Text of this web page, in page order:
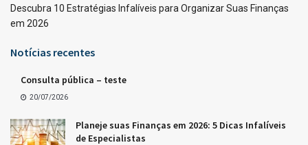
Descubra 10 Estratégias Infalíveis para Organizar Suas Finanças
em 2026
Notícias recentes
Consulta pública – teste
20/07/2026
Planeje suas Finanças em 2026: 5 Dicas Infalíveis
de Especialistas